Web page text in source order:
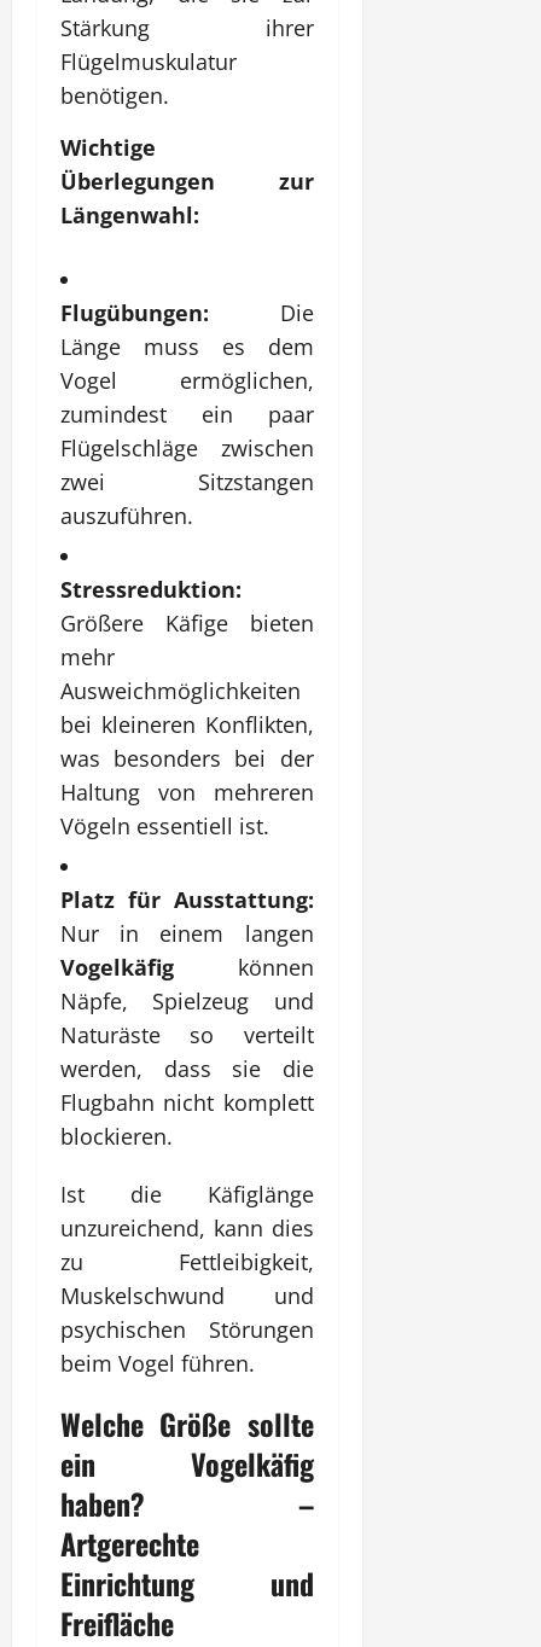
Stärkung ihrer
Flügelmuskulatur
benötigen.
Wichtige
Überlegungen zur
Längenwahl:
Flugübungen: Die
Länge muss es dem
Vogel ermöglichen,
zumindest ein paar
Flügelschläge zwischen
zwei Sitzstangen
auszuführen.
Stressreduktion:
Größere Käfige bieten
mehr
Ausweichmöglichkeiten
bei kleineren Konflikten,
was besonders bei der
Haltung von mehreren
Vögeln essentiell ist.
Platz für Ausstattung:
Nur in einem langen
Vogelkäfig können
Näpfe, Spielzeug und
Naturäste so verteilt
werden, dass sie die
Flugbahn nicht komplett
blockieren.
Ist die Käfiglänge
unzureichend, kann dies
zu Fettleibigkeit,
Muskelschwund und
psychischen Störungen
beim Vogel führen.
Welche Größe sollte
ein Vogelkäfig
haben? –
Artgerechte
Einrichtung und
Freifläche